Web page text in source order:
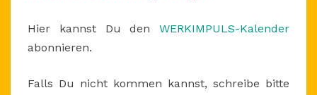
Hier kannst Du den WERKIMPULS-Kalender
abonnieren.
Falls Du nicht kommen kannst, schreibe bitte